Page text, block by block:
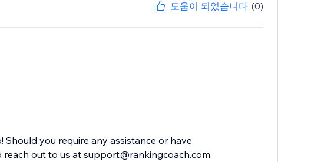
도움이 되었습니다 (0)
you require any assistance or have
out to us at support@rankingcoach.com.